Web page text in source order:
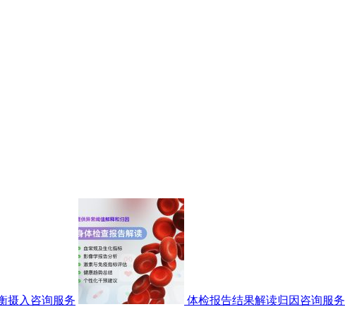
摄入咨询服务 体检报告结果解读归因咨询服务